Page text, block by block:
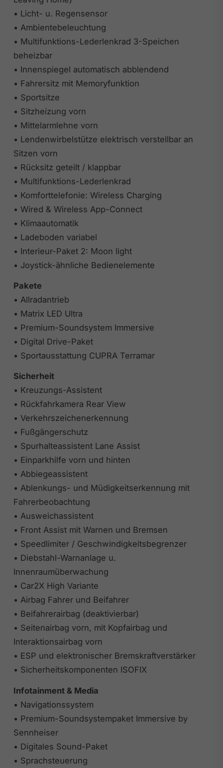
• Licht- u. Regensensor
• Ambientebeleuchtung
• Multifunktions-Lederlenkrad 3-Speichen
beheizbar
• Innenspiegel automatisch abblendend
• Fahrersitz mit Memoryfunktion
• Sportsitze
• Sitzheizung vorn
• Mittelarmlehne vorn
• Lendenwirbelstütze elektrisch verstellbar an
Sitzen vorn
• Rücksitz geteilt / klappbar
• Multifunktions-Lederlenkrad
• Komforttelefonie: Wireless Charging
• Wired & Wireless App-Connect
• Klimaautomatik
• Ladeboden variabel
• Interieur-Paket 2: Moon light
• Joystick-ähnliche Bedienelemente
Pakete
• Allradantrieb
• Matrix LED Ultra
• Premium-Soundsystem Immersive
• Digital Drive-Paket
• Sportausstattung CUPRA Terramar
Sicherheit
• Kreuzungs-Assistent
• Rückfahrkamera Rear View
• Verkehrszeichenerkennung
• Fußgängerschutz
• Spurhalteassistent Lane Assist
• Einparkhilfe vorn und hinten
• Abbiegeassistent
• Ablenkungs- und Müdigkeitserkennung mit
Fahrerbeobachtung
• Ausweichassistent
• Front Assist mit Warnen und Bremsen
• Speedlimiter / Geschwindigkeitsbegrenzer
• Diebstahl-Warnanlage u.
Innenraumüberwachung
• Car2X High Variante
• Airbag Fahrer und Beifahrer
• Beifahrerairbag (deaktivierbar)
• Seitenairbag vorn, mit Kopfairbag und
Interaktionsairbag vorn
• ESP und elektronischer Bremskraftverstärker
• Sicherheitskomponenten ISOFIX
Infotainment & Media
• Navigationssystem
• Premium-Soundsystempaket Immersive by
Sennheiser
• Digitales Sound-Paket
• Sprachsteuerung